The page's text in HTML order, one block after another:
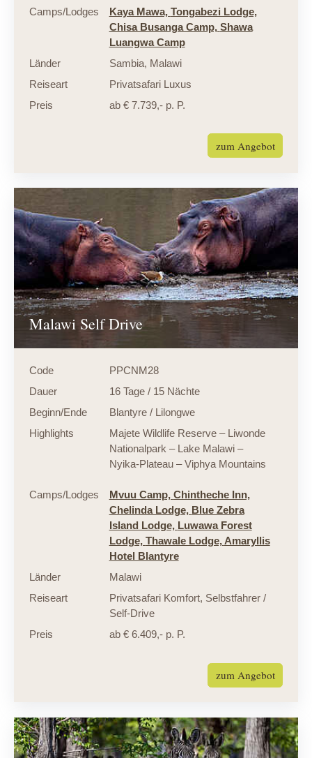
Camps/Lodges Kaya Mawa, Tongabezi Lodge,
Chisa Busanga Camp, Shawa
Luangwa Camp
Länder
Sambia, Malawi
Reiseart
Privatsafari Luxus
Preis
ab € 7.739,- p. P.
zum Angebot
Malawi Self Drive
Code
PPCNM28
Dauer
16 Tage / 15 Nächte
Beginn/Ende
Blantyre / Lilongwe
Highlights
Majete Wildlife Reserve – Liwonde
Nationalpark – Lake Malawi –
Nyika-Plateau – Viphya Mountains
Camps/Lodges Mvuu Camp, Chintheche Inn,
Chelinda Lodge, Blue Zebra
Island Lodge, Luwawa Forest
Lodge, Thawale Lodge,Amaryllis
Hotel Blantyre
Länder
Malawi
Reiseart
Privatsafari Komfort, Selbstfahrer /
Self-Drive
Preis
ab € 6.409,- p. P.
zum Angebot